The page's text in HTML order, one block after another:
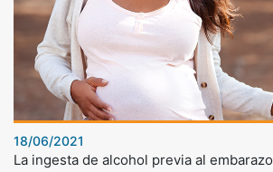
18/06/2021
La ingesta de alcohol previa al